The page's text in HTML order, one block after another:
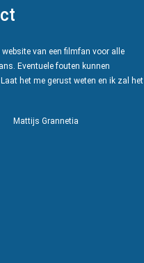
website van een filmfan voor alle
Eventuele fouten kunnen
het me gerust weten en ik zal het
Mattijs Grannetia